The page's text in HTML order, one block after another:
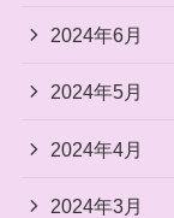
2024年6月
2024年5月
2024年4月
2024年3月